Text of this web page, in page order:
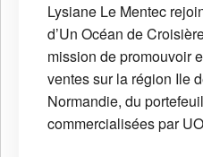
Lysiane Le Mentec
d’Un Océan de
mission de promouvoir
ventes sur la région Ile
Normandie, du
commercialisées par